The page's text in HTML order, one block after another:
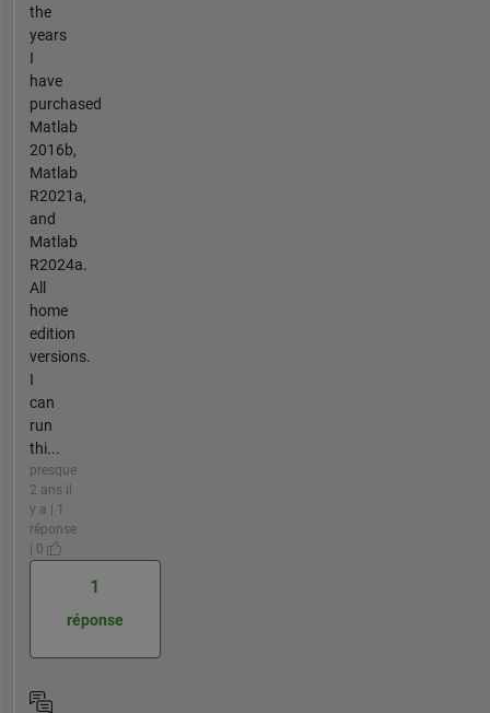
the
years
I
have
purchased
Matlab
2016b,
Matlab
R2021a,
and
Matlab
R2024a.
All
home
edition
versions.
I
can
run
thi...
presque
2 ans il
y a | 1
réponse
| 0
1
réponse